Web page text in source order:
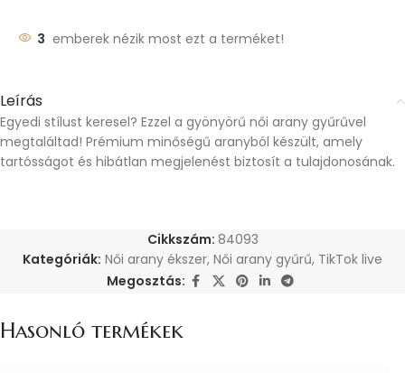
3 emberek nézik most ezt a terméket!
Leírás
Egyedi stílust keresel? Ezzel a gyönyörű női arany gyűrűvel
megtaláltad! Prémium minőségű aranyból készült, amely
tartósságot és hibátlan megjelenést biztosít a tulajdonosának.
Cikkszám: 84093
Kategóriák: Női arany ékszer, Női arany gyűrű, TikTok live
Megosztás:
Hasonló termékek